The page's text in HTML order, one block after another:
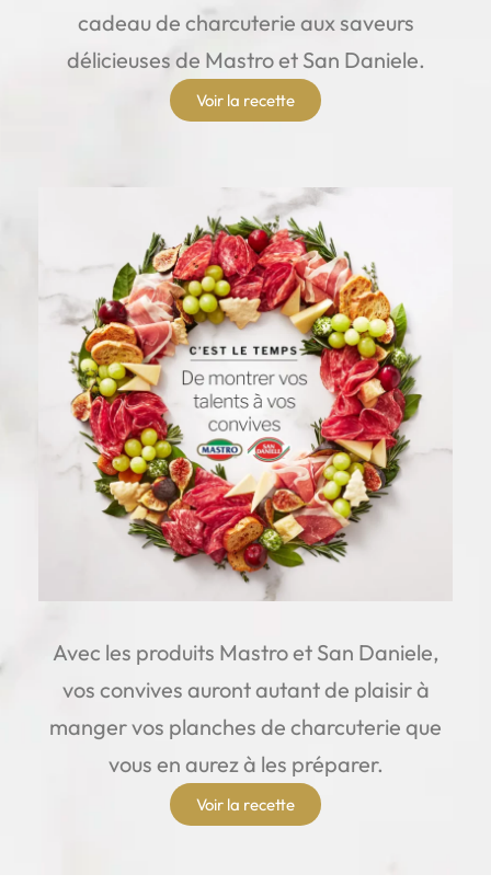
cadeau de charcuterie aux saveurs
délicieuses de Mastro et San Daniele.
Voir la recette
Avec les produits Mastro et San Daniele,
vos convives auront autant de plaisir à
manger vos planches de charcuterie que
vous en aurez à les préparer.
Voir la recette